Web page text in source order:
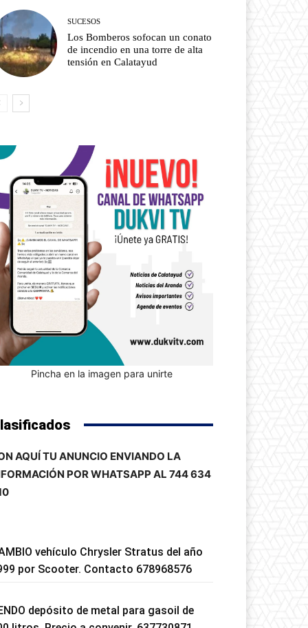
SUCESOS
Los Bomberos sofocan un conato
de incendio en una torre de alta
tensión en Calatayud
Pincha en la imagen para unirte
AQUÍ TU ANUNCIO ENVIANDO LA
POR WHATSAPP AL 744 634
vehículo Chrysler Stratus del año
por Scooter. Contacto 678968576
depósito de metal para gasoil de